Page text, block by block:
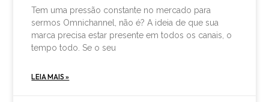
Tem uma pressão constante no mercado para
sermos Omnichannel, não é? A ideia de que sua
marca precisa estar presente em todos os canais, o
tempo todo. Se o seu
LEIA MAIS »